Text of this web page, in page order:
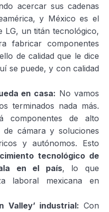
acercar sus cadenas
y México es el
LG, un titán tecnológico,
fabricar componentes
de calidad que le dice
se puede, y con calidad
en casa: No vamos
terminados nada más.
componentes de alto
cámara y soluciones
y autónomos. Esto
tecnológico de
en el país, lo que
laboral mexicana en
Valley’ industrial: Con